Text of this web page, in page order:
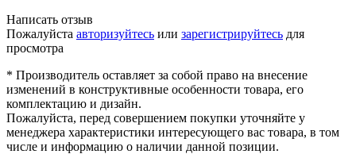
Написать отзыв
Пожалуйста авторизуйтесь или зарегистрируйтесь для
просмотра
* Производитель оставляет за собой право на внесение
изменений в конструктивные особенности товара, его
комплектацию и дизайн.
Пожалуйста, перед совершением покупки уточняйте у
менеджера характеристики интересующего вас товара, в том
числе и информацию о наличии данной позиции.